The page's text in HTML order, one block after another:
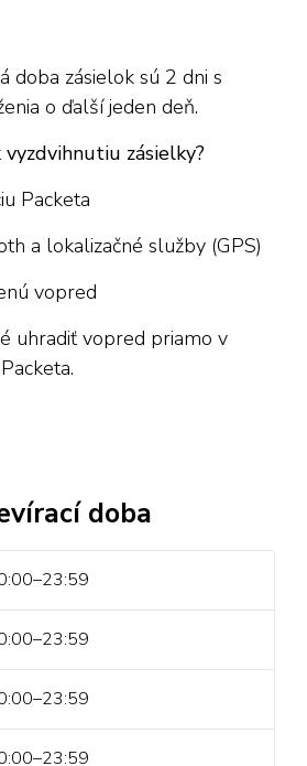
doba zásielok sú 2 dni s
o ďalší jeden deň.
zásielky?
Packeta
a lokalizačné služby (GPS)
vopred
uhradiť vopred priamo v
doba